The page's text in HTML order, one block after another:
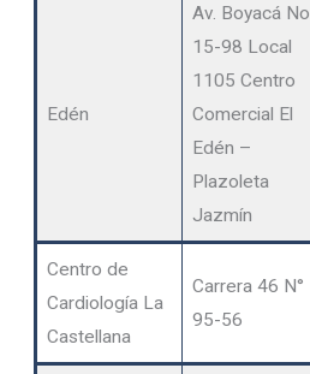
Edén
Av. Boyacá No.
15-98 Local
1105 Centro
Comercial El
Edén –
Plazoleta
Jazmín
Centro de
Cardiología La
Castellana
Carrera 46 N°
95-56